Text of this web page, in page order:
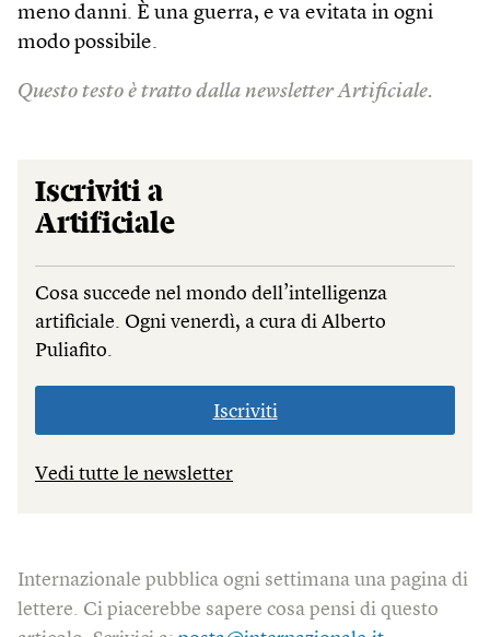
meno danni. È una guerra, e va evitata in ogni
modo possibile.
Questo testo è tratto dalla newsletter Artificiale.
Iscriviti a
Artificiale
Cosa succede nel mondo dell’intelligenza
artificiale. Ogni venerdì, a cura di Alberto
Puliafito.
Iscriviti
Vedi tutte le newsletter
Internazionale pubblica ogni settimana una pagina di
lettere. Ci piacerebbe sapere cosa pensi di questo